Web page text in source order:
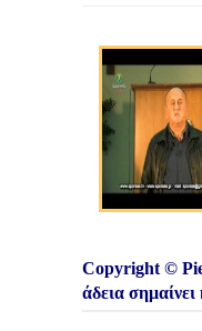
Copyright ©
άδεια